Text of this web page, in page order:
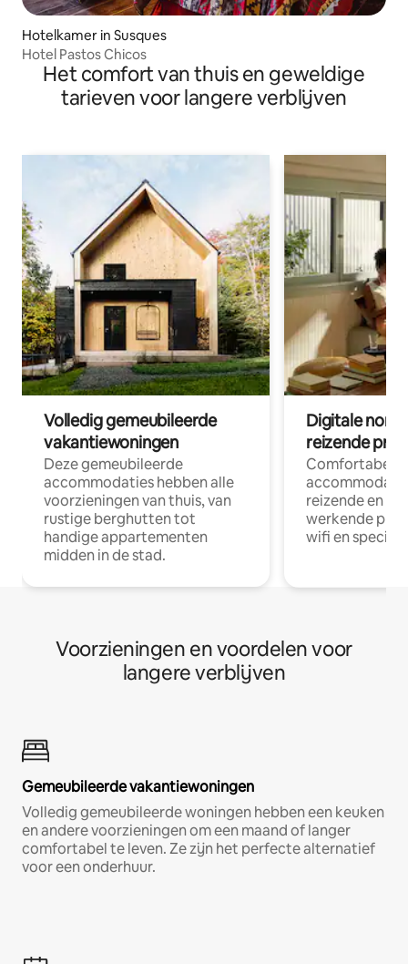
Hotelkamer in Susques
Hotel Pastos Chicos
Het comfort van thuis en geweldige
tarieven voor langere verblijven
Volledig gemeubileerde
vakantiewoningen
Deze gemeubileerde
accommodaties hebben alle
voorzieningen van thuis, van
rustige berghutten tot
handige appartementen
midden in de stad.
Digitale
reizende
Comfortabele
reizende en
werkende
wifi en
Voorzieningen en voordelen voor
langere verblijven
Gemeubileerde vakantiewoningen
Volledig gemeubileerde woningen hebben een keuken
en andere voorzieningen om een maand of langer
comfortabel te leven. Ze zijn het perfecte alternatief
voor een onderhuur.